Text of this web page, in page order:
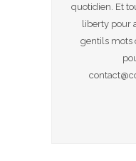
quotidien. Et
liberty pour
gentils mots